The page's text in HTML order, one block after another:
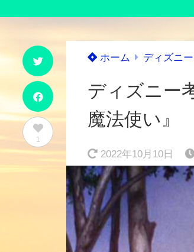
1
ホーム ディズニ
ディズニー
魔法使い』
2022年10月10日